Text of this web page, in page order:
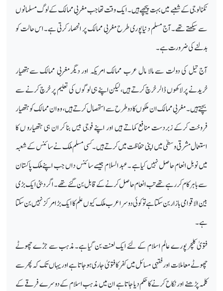
ٹکنالوجی کے شعبے میں بہت پیچھے ہیں۔ ایک وقت تھا جب مغربی ممالک کے لوگ مسلمانوں
سے سیکھتے تھے۔ آج مسلم دنیا پوری طرح مغربی ممالک پر انحصار کرتی ہے۔ اس حالت کو
بدلنے کی ضرورت ہے۔
آج تیل کی دولت سے مالا مال عرب ممالک امریکہ اور دیگرمغربی ممالک سےہتھیار
خریدنے پر لاکھوں ڈالر خرچ کرتے ہیں، لیکن اپنے ہی لوگوں کی تعلیم پر خرچ کرنے سے
بچتے ہیں۔ مغربی ممالک ان ملکوں کا دوطرح سے استحصال کرتے ہیں ، وہ ان ممالک کوہتھیار
فروخت کرکے زبردست منافع کماتے ہیں اور اپنے فوجی بیس بنا کر ان ہی ہتھیارو ں کا
استعمال مشرقی وسطیٰ میں اپنی حفاظت میں کرتے ہیں ۔ کسی مسلم ملک نے سائنس کے شعبہ
میں نوبل انعام حاصل نہیں کیا ہے ۔ عبدالسلام جیسے سائنس داں جب اپنے ملک پاکستان
سے باہر کام کررہے تھے تب انعام حاصل کرنے کے قابل بن گئے تھے ۔ اگر دبئی ایک بڑی
بین الاقوامی بازار بن سکتا ہے تو کوئی دوسرا عرب ملک کیوں علم کا ایک بڑا مرکز نہیں بن سکتا
ہے۔
فتویٰ کلچر پورے عالم اسلام کے لئے ایک لعنت بن گیا ہے۔ مذہب سے جڑے چھوٹے
چھوٹے معاملات او رفقہی مسائل میں کفر کا فتویٰ جاری ہوجاتا ہے اور یہاں تک کہ پھر سے
کلمہ پڑھنے اور نکاح کرنے کا حکم دیا جاتا ہے ان میں مذہب اسلام کے دوسرے فرقے کے